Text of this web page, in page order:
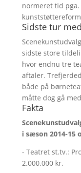
normeret tid
Sidste tur
sidste store
hvor endnu tre
aftaler.
både på
måtte dog gå
Fakta
i sæson 2014-15
- Teatret st.tv.:
2.000.000 kr.